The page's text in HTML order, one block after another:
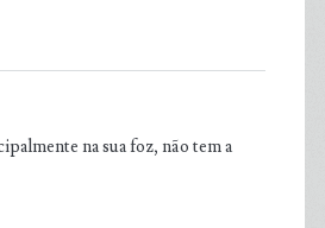
na sua foz, não tem a